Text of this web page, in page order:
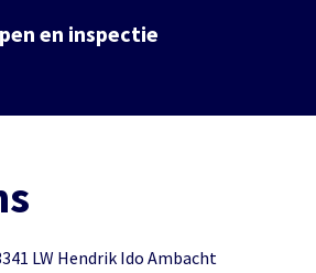
en inspectie
LW Hendrik Ido Ambacht